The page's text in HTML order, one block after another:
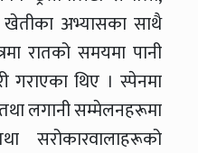
अभ्यासका साथै
रातको समयमा पानी
गराएका थिए । स्पेनमा
लगानी सम्मेलनहरूमा
सरोकारवालाहरूको